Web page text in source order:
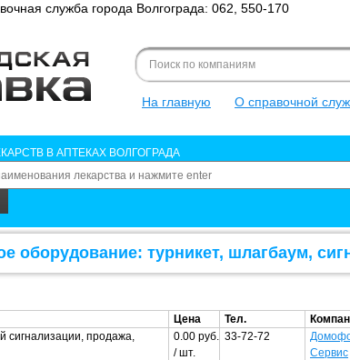
служба города Волгограда: 062, 550-170
Форма поиска
Search for
Search this site
На главную О справочной
В АПТЕКАХ ВОЛГОГРАДА
оборудование: турникет, шлагбаум,
Цена Тел.
сигнализации, продажа,
0.00 руб.
/ шт.
33-72-72
Сервис